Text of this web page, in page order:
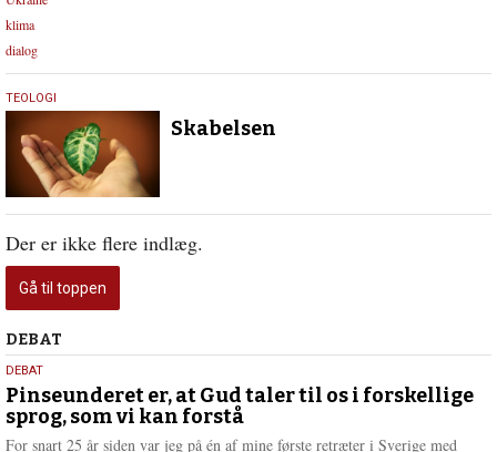
klima
dialog
27.
januar
2016
TEOLOGI
Skabelsen
Der er ikke flere indlæg.
Gå til toppen
Debat
DEBAT
5.
august
2026
DEBAT
Pinseunderet er, at Gud taler til os i forskellige
sprog, som vi kan forstå
For snart 25 år siden var jeg på én af mine første retræter i Sverige med